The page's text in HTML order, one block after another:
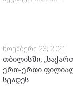
ნოემბერი 23, 2021
თბილისში,
ერთ-ერთი
სცადეს